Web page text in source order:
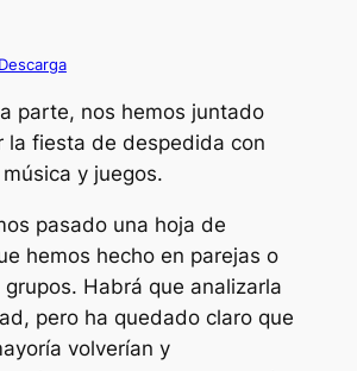
Descarga
parte, nos hemos juntado
la fiesta de despedida con
y juegos.
pasado una hoja de
hemos hecho en parejas o
Habrá que analizarla
pero ha quedado claro que
volverían y